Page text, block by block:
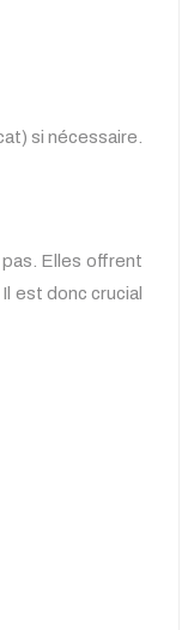
si nécessaire.
Elles offrent
est donc crucial